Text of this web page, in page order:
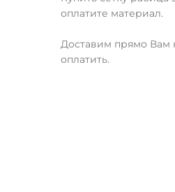
оплатите материал.
Доставим прямо Вам
оплатить.